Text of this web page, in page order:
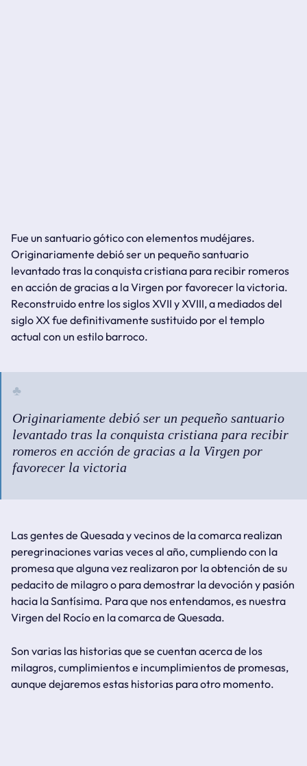
Fue un santuario gótico con elementos mudéjares.
Originariamente debió ser un pequeño santuario
levantado tras la conquista cristiana para recibir romeros
en acción de gracias a la Virgen por favorecer la victoria.
Reconstruido entre los siglos XVII y XVIII, a mediados del
siglo XX fue definitivamente sustituido por el templo
actual con un estilo barroco.
Originariamente debió ser un pequeño santuario
levantado tras la conquista cristiana para recibir
romeros en acción de gracias a la Virgen por
favorecer la victoria
Las gentes de Quesada y vecinos de la comarca realizan
peregrinaciones varias veces al año, cumpliendo con la
promesa que alguna vez realizaron por la obtención de su
pedacito de milagro o para demostrar la devoción y pasión
hacia la Santísima. Para que nos entendamos, es nuestra
Virgen del Rocío en la comarca de Quesada.
Son varias las historias que se cuentan acerca de los
milagros, cumplimientos e incumplimientos de promesas,
aunque dejaremos estas historias para otro momento.